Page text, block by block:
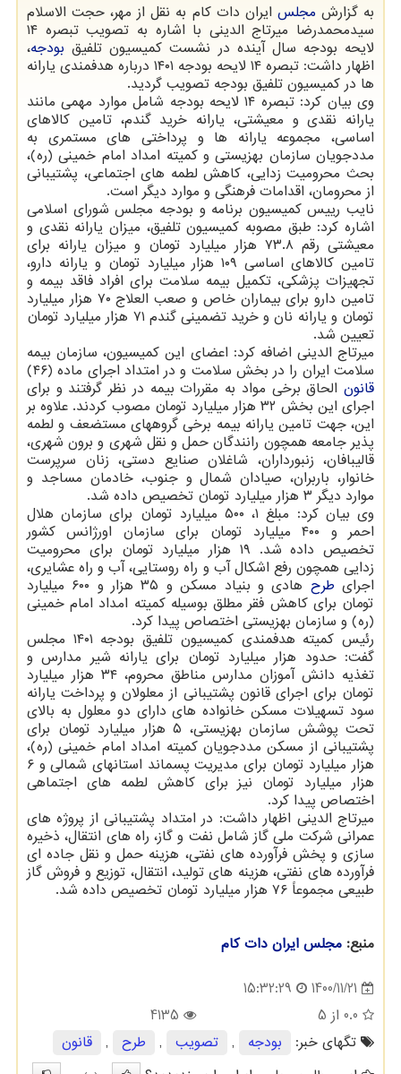
به گزارش مجلس ایران دات کام به نقل از مهر، حجت الاسلام
سیدمحمدرضا میرتاج الدینی با اشاره به تصویب تبصره ۱۴
لایحه بودجه سال آینده در نشست کمیسیون تلفیق بودجه،
اظهار داشت: تبصره ۱۴ لایحه بودجه ۱۴۰۱ درباره هدفمندی یارانه
ها در کمیسیون تلفیق بودجه تصویب گردید.
وی بیان کرد: تبصره ۱۴ لایحه بودجه شامل موارد مهمی مانند
یارانه نقدی و معیشتی، یارانه خرید گندم، تامین کالاهای
اساسی، مجموعه یارانه ها و پرداختی های مستمری به
مددجویان سازمان بهزیستی و کمیته امداد امام خمینی (ره)،
بحث محرومیت زدایی، کاهش لطمه های اجتماعی، پشتیبانی
از محرومان، اقدامات فرهنگی و موارد دیگر است.
نایب رییس کمیسیون برنامه و بودجه مجلس شورای اسلامی
اشاره کرد: طبق مصوبه کمیسیون تلفیق، میزان یارانه نقدی و
معیشتی رقم ۷۳.۸ هزار میلیارد تومان و میزان یارانه برای
تامین کالاهای اساسی ۱۰۹ هزار میلیارد تومان و یارانه دارو،
تجهیزات پزشکی، تکمیل بیمه سلامت برای افراد فاقد بیمه و
تامین دارو برای بیماران خاص و صعب العلاج ۷۰ هزار میلیارد
تومان و یارانه نان و خرید تضمینی گندم ۷۱ هزار میلیارد تومان
تعیین شد.
میرتاج الدینی اضافه کرد: اعضای این کمیسیون، سازمان بیمه
سلامت ایران را در بخش سلامت و در امتداد اجرای ماده (۴۶)
قانون الحاق برخی مواد به مقررات بیمه در نظر گرفتند و برای
اجرای این بخش ۳۲ هزار میلیارد تومان مصوب کردند. علاوه بر
این، جهت تامین یارانه بیمه برخی گروههای مستضعف و لطمه
پذیر جامعه همچون رانندگان حمل و نقل شهری و برون شهری،
قالیبافان، زنبورداران، شاغلان صنایع دستی، زنان سرپرست
خانوار، باربران، صیادان شمال و جنوب، خادمان مساجد و
موارد دیگر ۳ هزار میلیارد تومان تخصیص داده شد.
وی بیان کرد: مبلغ ۱، ۵۰۰ میلیارد تومان برای سازمان هلال
احمر و ۴۰۰ میلیارد تومان برای سازمان اورژانس کشور
تخصیص داده شد. ۱۹ هزار میلیارد تومان برای محرومیت
زدایی همچون رفع اشکال آب و راه روستایی، آب و راه عشایری،
اجرای طرح
هادی و بنیاد مسکن و ۳۵ هزار و ۶۰۰ میلیارد
تومان برای کاهش فقر مطلق بوسیله کمیته امداد امام خمینی
(ره) و سازمان بهزیستی اختصاص پیدا کرد.
رئیس کمیته هدفمندی کمیسیون تلفیق بودجه ۱۴۰۱ مجلس
گفت: حدود هزار میلیارد تومان برای یارانه شیر مدارس و
تغذیه دانش آموزان مدارس مناطق محروم، ۳۴ هزار میلیارد
تومان برای اجرای قانون پشتیبانی از معلولان و پرداخت یارانه
سود تسهیلات مسکن خانواده های دارای دو معلول به بالای
تحت پوشش سازمان بهزیستی، ۵ هزار میلیارد تومان برای
پشتیبانی از مسکن مددجویان کمیته امداد امام خمینی (ره)،
هزار میلیارد تومان برای مدیریت پسماند استانهای شمالی و ۶
هزار میلیارد تومان نیز برای کاهش لطمه های اجتماهی
اختصاص پیدا کرد.
میرتاج الدینی اظهار داشت: در امتداد پشتیبانی از پروژه های
عمرانی شرکت ملی گاز شامل نفت و گاز، راه های انتقال، ذخیره
سازی و پخش فرآورده های نفتی، هزینه حمل و نقل جاده ای
فرآورده های نفتی، هزینه های تولید، انتقال، توزیع و فروش گاز
طبیعی مجموعاً ۷۶ هزار میلیارد تومان تخصیص داده شد.
منبع: مجلس ایران دات كام
1400/11/21
15:32:29
0.0 از 5
4135
تگهای خبر:
بودجه , تصویب , طرح ,
قانون